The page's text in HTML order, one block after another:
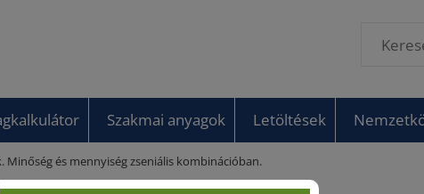
Szakmai anyagok Letöltések
Minőség és mennyiség zseniális kombinációban.